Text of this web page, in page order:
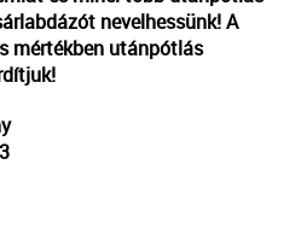
nevelhessünk! A
mértékben utánpótlás